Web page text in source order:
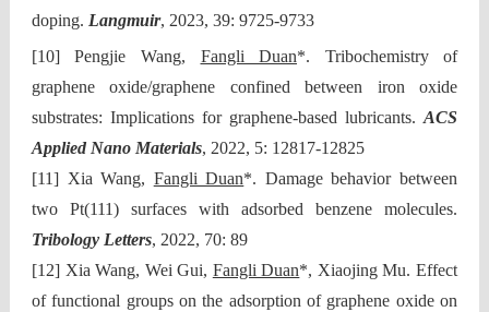
doping. Langmuir, 2023, 39: 9725-9733
[10] Pengjie Wang, Fangli Duan*. Tribochemistry of
graphene oxide/graphene confined between iron oxide
substrates: Implications for graphene-based lubricants.ACS
Applied Nano Materials, 2022, 5: 12817-12825
[11] Xia Wang, Fangli Duan*. Damage behavior between
two Pt(111) surfaces with adsorbed benzene molecules.
Tribology Letters, 2022, 70: 89
[12] Xia Wang, Wei Gui, Fangli Duan*, Xiaojing Mu. Effect
of functional groups on the adsorption of graphene oxide on